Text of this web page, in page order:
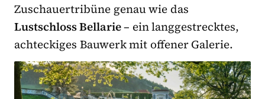
Zuschauertribüne genau wie das
Lustschloss Bellarie– ein langgestrecktes,
achteckiges Bauwerk mit offener Galerie.